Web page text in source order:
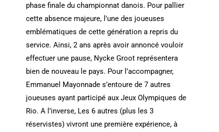
phase finale du championnat danois. Pour pallier
cette absence majeure, l’une des joueuses
emblématiques de cette génération a repris du
service. Ainsi, 2 ans après avoir annoncé vouloir
effectuer une pause, Nycke Groot représentera
bien de nouveau le pays. Pour l’accompagner,
Emmanuel Mayonnade s’entoure de 7 autres
joueuses ayant participé aux Jeux Olympiques de
Rio. A l’inverse, Les 6 autres (plus les 3
réservistes) vivront une première expérience, à